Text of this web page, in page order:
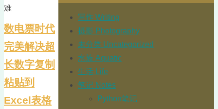
数电票时代
完美解决超
长数字复制
粘贴到
Excel表格
写作 Writing
摄影 Photography
未分类 Uncategorized
水族 Aquatic
生活 Life
笔记 Notes
Python笔记